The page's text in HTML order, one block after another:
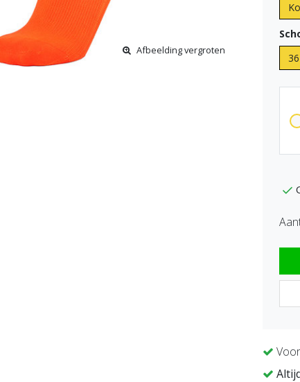
Afbeelding vergroten
Voor